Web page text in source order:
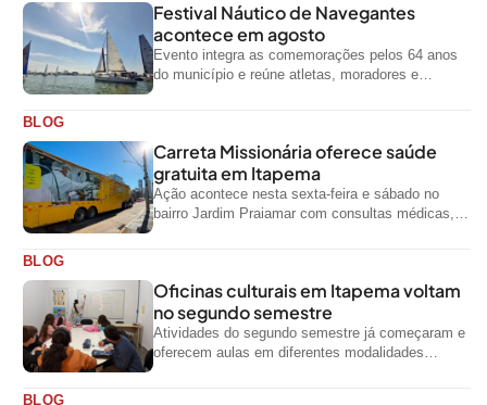
Festival Náutico de Navegantes
acontece em agosto
Evento integra as comemorações pelos 64 anos
do município e reúne atletas, moradores e
BLOG
Carreta Missionária oferece saúde
gratuita em Itapema
Ação acontece nesta sexta-feira e sábado no
bairro Jardim Praiamar com consultas médicas,
BLOG
Oficinas culturais em Itapema voltam
no segundo semestre
Atividades do segundo semestre já começaram e
oferecem aulas em diferentes modalidades
BLOG